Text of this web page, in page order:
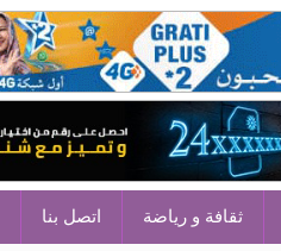
ثقافة و رياضة اتصل بنا